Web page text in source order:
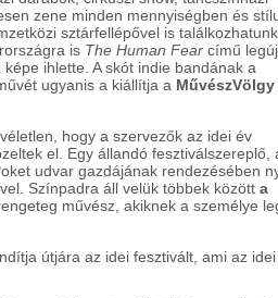
zene minden mennyiségben és
sztárfellépővel is
is The Human Fear című
képe ihlette. A skót indie bandának a
ugyanis a kiállítja a
hogy a szervezők az idei év
el. Egy állandó fesztiválszereplő,
udvar gazdájának rendezésében
Színpadra áll velük többek között a
művész, akiknek a személye
útjára az idei fesztivált, ami az